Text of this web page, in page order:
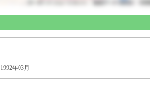
1992年03月
-